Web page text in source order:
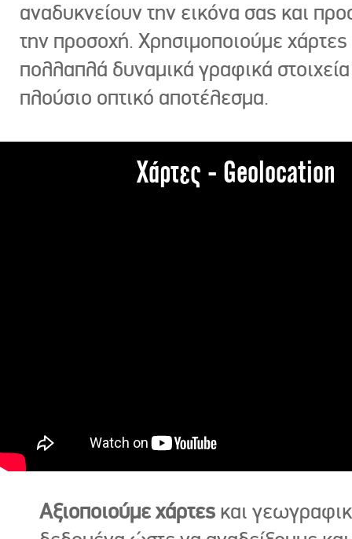
αναδυκνείουν την εικόνα σας και
την προσοχή. Χρησιμοποιούμε χάρτες
πολλαπλά δυναμικά γραφικά στοιχεία
πλούσιο οπτικό αποτέλεσμα.
Χάρτες - Geolocation
Αξιοποιούμε χάρτες και